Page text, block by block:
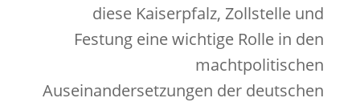
diese Kaiserpfalz, Zollstelle und
Festung eine wichtige Rolle in den
machtpolitischen
Auseinandersetzungen der deutschen